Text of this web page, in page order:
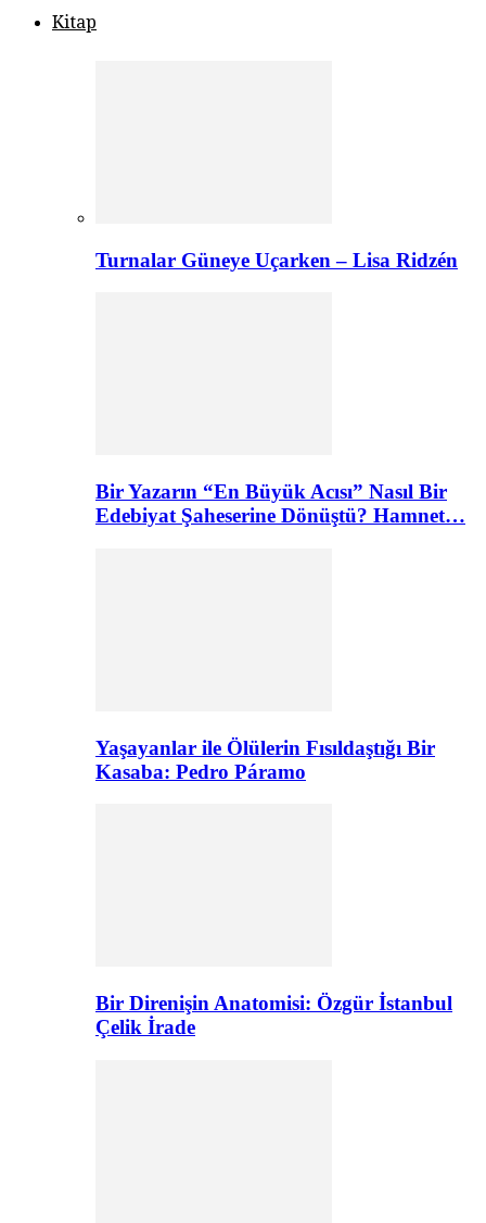
Kitap
Turnalar Güneye Uçarken – Lisa Ridzén
Bir Yazarın “En Büyük Acısı” Nasıl Bir
Edebiyat Şaheserine Dönüştü? Hamnet…
Yaşayanlar ile Ölülerin Fısıldaştığı Bir
Kasaba: Pedro Páramo
Bir Direnişin Anatomisi: Özgür İstanbul
Çelik İrade